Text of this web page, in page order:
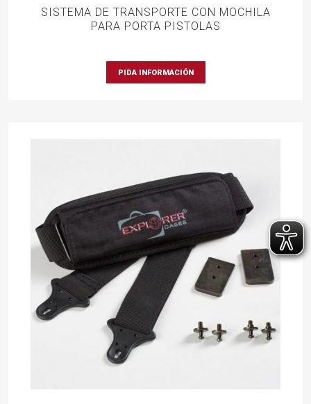
SISTEMA DE TRANSPORTE CON MOCHILA
PARA PORTA PISTOLAS
PIDA INFORMACIÓN